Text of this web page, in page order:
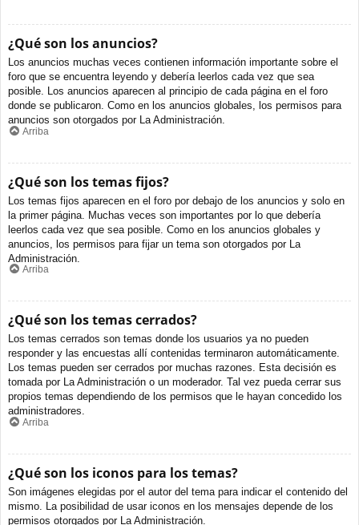
¿Qué son los anuncios?
Los anuncios muchas veces contienen información importante sobre el
foro que se encuentra leyendo y debería leerlos cada vez que sea
posible. Los anuncios aparecen al principio de cada página en el foro
donde se publicaron. Como en los anuncios globales, los permisos para
anuncios son otorgados por La Administración.
Arriba
¿Qué son los temas fijos?
Los temas fijos aparecen en el foro por debajo de los anuncios y solo en
la primer página. Muchas veces son importantes por lo que debería
leerlos cada vez que sea posible. Como en los anuncios globales y
anuncios, los permisos para fijar un tema son otorgados por La
Administración.
Arriba
¿Qué son los temas cerrados?
Los temas cerrados son temas donde los usuarios ya no pueden
responder y las encuestas allí contenidas terminaron automáticamente.
Los temas pueden ser cerrados por muchas razones. Esta decisión es
tomada por La Administración o un moderador. Tal vez pueda cerrar sus
propios temas dependiendo de los permisos que le hayan concedido los
administradores.
Arriba
¿Qué son los iconos para los temas?
Son imágenes elegidas por el autor del tema para indicar el contenido del
mismo. La posibilidad de usar iconos en los mensajes depende de los
permisos otorgados por La Administración.